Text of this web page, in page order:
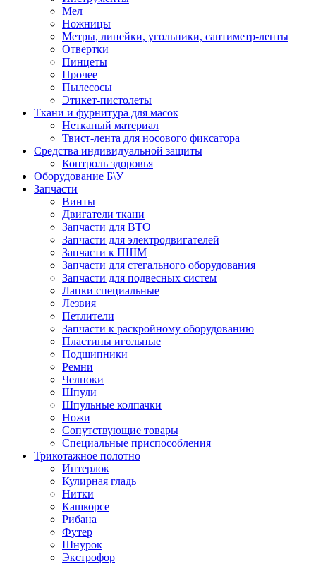
Мел
Ножницы
Метры, линейки, угольники, сантиметр-ленты
Отвертки
Пинцеты
Прочее
Пылесосы
Этикет-пистолеты
Ткани и фурнитура для масок
Нетканый материал
Твист-лента для носового фиксатора
Средства индивидуальной защиты
Контроль здоровья
Оборудование Б\У
Запчасти
Винты
Двигатели ткани
Запчасти для ВТО
Запчасти для электродвигателей
Запчасти к ПШМ
Запчасти для стегального оборудования
Запчасти для подвесных систем
Лапки специальные
Лезвия
Петлители
Запчасти к раскройному оборудованию
Пластины игольные
Подшипники
Ремни
Челноки
Шпули
Шпульные колпачки
Ножи
Сопутствующие товары
Специальные приспособления
Трикотажное полотно
Интерлок
Кулирная гладь
Нитки
Кашкорсе
Рибана
Футер
Шнурок
Экстрофор